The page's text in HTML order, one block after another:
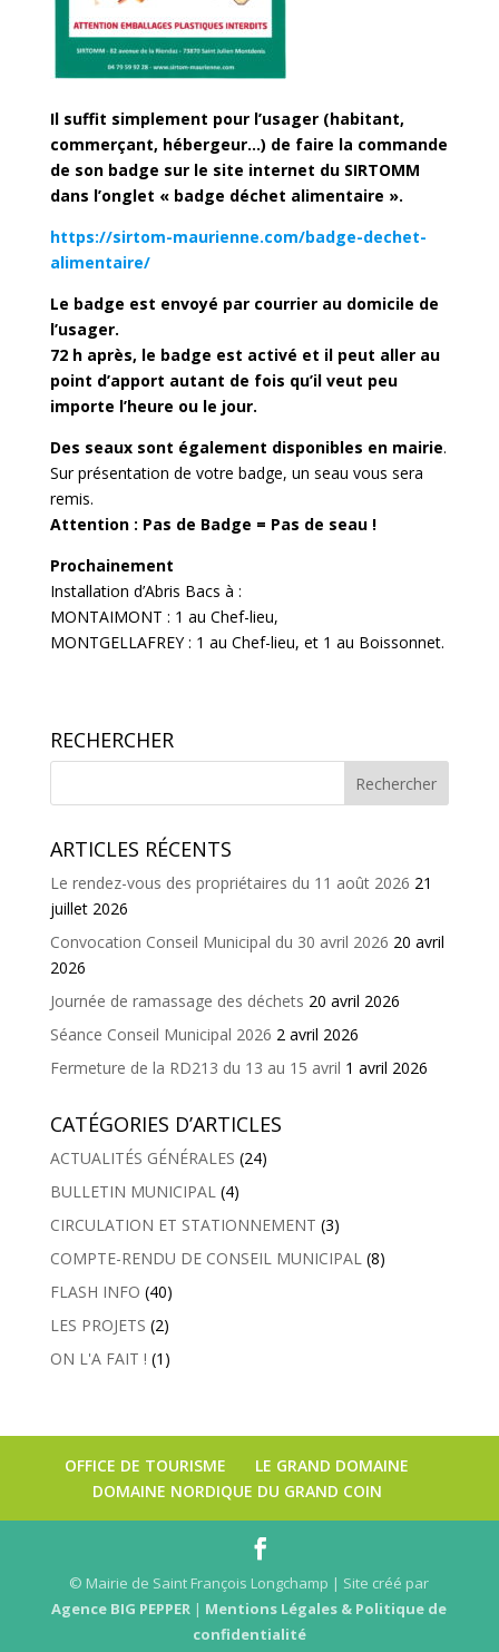
Il suffit simplement pour l’usager (habitant,
commerçant, hébergeur…) de faire la commande
de son badge sur le site internet du SIRTOMM
dans l’onglet « badge déchet alimentaire ».
https://sirtom-maurienne.com/badge-dechet-
alimentaire/
Le badge est envoyé par courrier au domicile de
l’usager.
72 h après, le badge est activé et il peut aller au
point d’apport autant de fois qu’il veut peu
importe l’heure ou le jour.
Des seaux sont également disponibles en mairie.
Sur présentation de votre badge, un seau vous sera
remis.
Attention : Pas de Badge = Pas de seau !
Prochainement
Installation d’Abris Bacs à :
MONTAIMONT : 1 au Chef-lieu,
MONTGELLAFREY : 1 au Chef-lieu, et 1 au Boissonnet.
RECHERCHER
ARTICLES RÉCENTS
Le rendez-vous des propriétaires du 11 août 2026 21
juillet 2026
Convocation Conseil Municipal du 30 avril 2026 20 avril
2026
Journée de ramassage des déchets 20 avril 2026
Séance Conseil Municipal 2026 2 avril 2026
Fermeture de la RD213 du 13 au 15 avril 1 avril 2026
CATÉGORIES D’ARTICLES
ACTUALITÉS GÉNÉRALES (24)
BULLETIN MUNICIPAL(4)
CIRCULATION ET STATIONNEMENT (3)
COMPTE-RENDU DE CONSEIL MUNICIPAL(8)
FLASH INFO (40)
LES PROJETS (2)
ON L'A FAIT ! (1)
OFFICE DE TOURISME
LE GRAND DOMAINE
DOMAINE NORDIQUE DU GRAND COIN
© Mairie de Saint François Longchamp | Site créé par
Agence BIG PEPPER | Mentions Légales & Politique de
confidentialité